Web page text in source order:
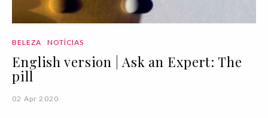
BELEZA NOTÍCIAS
English version | Ask an Expert: The
pill
02 Apr 2020